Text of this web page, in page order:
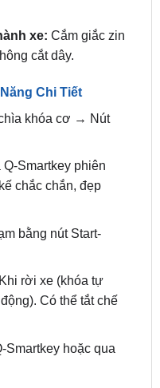
xe: Cắm giắc zin
cắt dây.
Chi Tiết
khóa cơ → Nút
Q-Smartkey phiên
chắc chắn, đẹp
bằng nút Start-
rời xe (khóa tự
Có thể tắt chế
Smartkey hoặc qua